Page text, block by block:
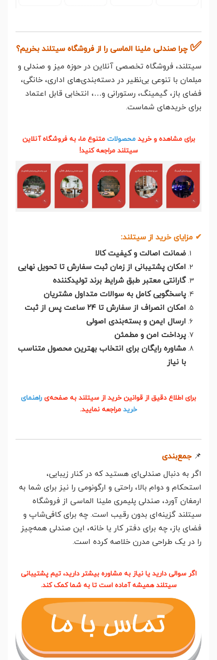
✅ چرا صندلی ملینا الماسی را از فروشگاه سیتلند بخریم؟
سیتلند، فروشگاه تخصصی آنلاین در حوزه میز و صندلی و
مبلمان با تنوعی بی‌نظیر در دسته‌بندی‌های اداری، خانگی،
فضای باز، گیمینگ، رستورانی و…، انتخابی قابل اعتماد
برای خریدهای شماست.
برای مشاهده و خرید محصولات متنوع ما، به فروشگاه آنلاین
سیتلند مراجعه کنید!
✔ مزایای خرید از سیتلند:
ضمانت اصالت و کیفیت کالا
امکان پشتیبانی از زمان ثبت سفارش تا تحویل نهایی
گارانتی معتبر طبق شرایط برند تولیدکننده
پاسخگویی کامل به سوالات متداول مشتریان
امکان انصراف از سفارش تا ۲۴ ساعت پس از ثبت
ارسال ایمن و بسته‌بندی اصولی
پرداخت امن و مطمئن
مشاوره رایگان برای انتخاب بهترین محصول متناسب
با نیاز
برای اطلاع دقیق از قوانین خرید از سیتلند به صفحه‌ی راهنمای
خرید مراجعه نمایید.
📌 جمع‌بندی
اگر به دنبال صندلی‌ای هستید که در کنار زیبایی،
استحکام و دوام بالا، راحتی و ارگونومی را نیز برای شما به
ارمغان آورد، صندلی پلیمری ملینا الماسی از فروشگاه
سیتلند گزینه‌ای بدون رقیب است. چه برای کافی‌شاپ و
فضای باز، چه برای دفتر کار یا خانه، این صندلی همه‌چیز
را در یک طراحی مدرن خلاصه کرده است.
اگر سوالی دارید یا نیاز به مشاوره بیشتر دارید، تیم پشتیبانی
سیتلند همیشه آماده است تا به شما کمک کند.